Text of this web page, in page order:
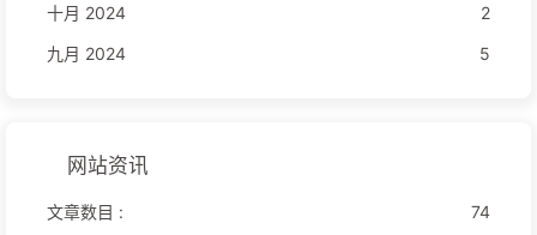
十月 2024
2
九月 2024
5
网站资讯
文章数目 :
74